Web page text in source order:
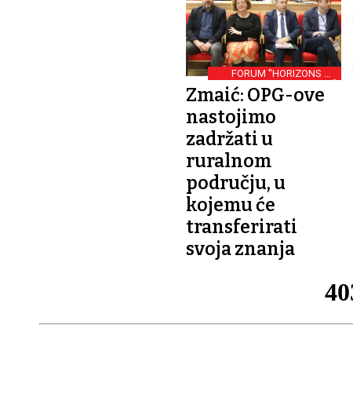
FORUM "HORIZONS OF
INNOVATION"
Zmaić: OPG-ove
nastojimo
zadržati u
ruralnom
području, u
kojemu će
transferirati
svoja znanja